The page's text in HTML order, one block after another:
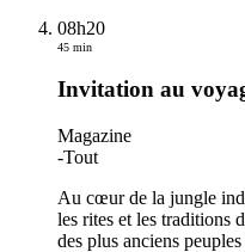
08h20
45 min
Invitation au
Magazine
-Tout
Au cœur de la jungle
les rites et les traditions
des plus anciens